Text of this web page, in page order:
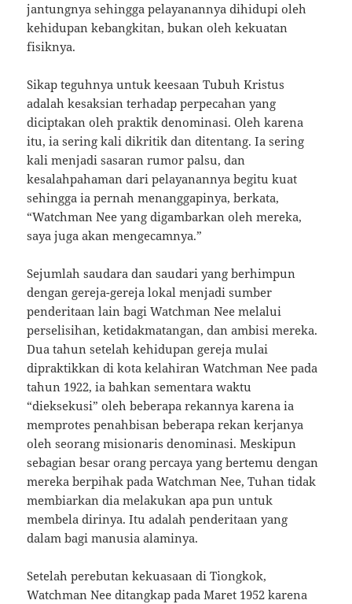
jantungnya sehingga pelayanannya dihidupi oleh
kehidupan kebangkitan, bukan oleh kekuatan
fisiknya.
Sikap teguhnya untuk keesaan Tubuh Kristus
adalah kesaksian terhadap perpecahan yang
diciptakan oleh praktik denominasi. Oleh karena
itu, ia sering kali dikritik dan ditentang. Ia sering
kali menjadi sasaran rumor palsu, dan
kesalahpahaman dari pelayanannya begitu kuat
sehingga ia pernah menanggapinya, berkata,
“Watchman Nee yang digambarkan oleh mereka,
saya juga akan mengecamnya.”
Sejumlah saudara dan saudari yang berhimpun
dengan gereja-gereja lokal menjadi sumber
penderitaan lain bagi Watchman Nee melalui
perselisihan, ketidakmatangan, dan ambisi mereka.
Dua tahun setelah kehidupan gereja mulai
dipraktikkan di kota kelahiran Watchman Nee pada
tahun 1922, ia bahkan sementara waktu
“dieksekusi” oleh beberapa rekannya karena ia
memprotes penahbisan beberapa rekan kerjanya
oleh seorang misionaris denominasi. Meskipun
sebagian besar orang percaya yang bertemu dengan
mereka berpihak pada Watchman Nee, Tuhan tidak
membiarkan dia melakukan apa pun untuk
membela dirinya. Itu adalah penderitaan yang
dalam bagi manusia alaminya.
Setelah perebutan kekuasaan di Tiongkok,
Watchman Nee ditangkap pada Maret 1952 karena